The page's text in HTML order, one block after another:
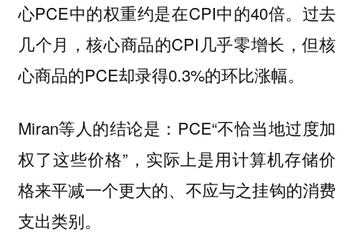
心PCE中的权重约是在CPI中的40倍。过去
几个月，核心商品的CPI几乎零增长，但核
心商品的PCE却录得0.3%的环比涨幅。
Miran等人的结论是：PCE“不恰当地过度加
权了这些价格”，实际上是用计算机存储价
格来平减一个更大的、不应与之挂钩的消费
支出类别。